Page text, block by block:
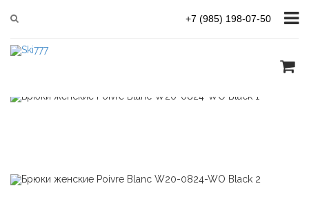
+7 (985) 198-07-50